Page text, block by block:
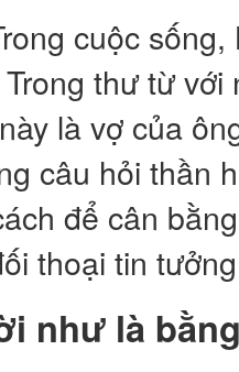
cuộc
thư từ
là vợ của
câu hỏi thần
để cân
thoại tin
như là